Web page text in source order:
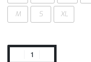
M S XL